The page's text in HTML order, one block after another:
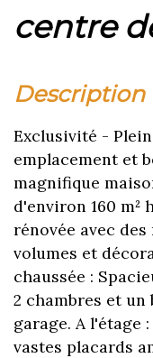
centre
Exclusivité -
emplacement et
magnifique
d'environ 160 m²
rénovée avec
volumes et
chaussée :
2 chambres et
garage. A l'étage
vastes placards